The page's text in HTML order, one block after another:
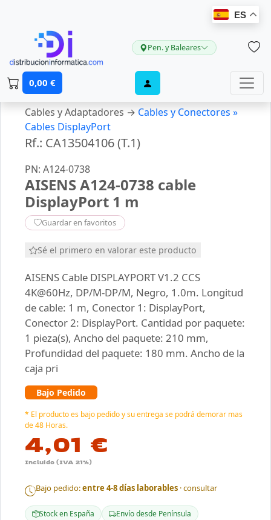
ES
Pen. y Baleares
0,00 €
Cables y Adaptadores → Cables y Conectores »
Cables DisplayPort
Rf.: CA13504106 (T.1)
PN: A124-0738
AISENS A124-0738 cable
DisplayPort 1 m
Guardar en favoritos
Sé el primero en valorar este producto
AISENS Cable DISPLAYPORT V1.2 CCS
4K@60Hz, DP/M-DP/M, Negro, 1.0m. Longitud
de cable: 1 m, Conector 1: DisplayPort,
Conector 2: DisplayPort. Cantidad por paquete:
1 pieza(s), Ancho del paquete: 210 mm,
Profundidad del paquete: 180 mm. Ancho de la
caja pri
Bajo Pedido
* El producto es bajo pedido y su entrega se podrá demorar mas
de 48 Horas.
4,01 €
Incluido (IVA 21%)
Bajo pedido:entre 4-8 días laborables · consultar
Stock en España
Envío desde Península